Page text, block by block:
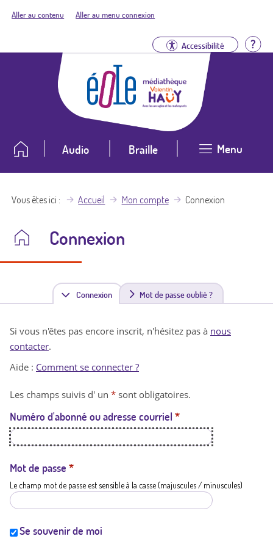
Aller au contenu Aller au menu connexion
Accessibilité
Audio Braille Menu
Vous êtes ici Accueil Mon compte Connexion
Connexion
Connexion(
n
t
a
t
i
Mot de passe oublié ?
Si vous n'êtes pas encore inscrit, n'hésitez pas à nous
contacter.
Aide : Comment se connecter ?
Les champs suivis d' un * sont obligatoires.
Numéro d'abonné ou adresse courriel *
Mot de passe *
Le champ mot de passe est sensible à la casse (majuscules / minuscules)
Se souvenir de moi